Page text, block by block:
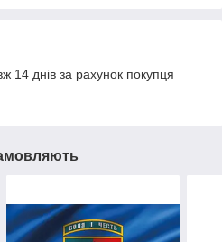
14 днів за рахунок покупця